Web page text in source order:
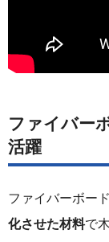
ファイバー
活躍
ファイバーボー
化させた材料で